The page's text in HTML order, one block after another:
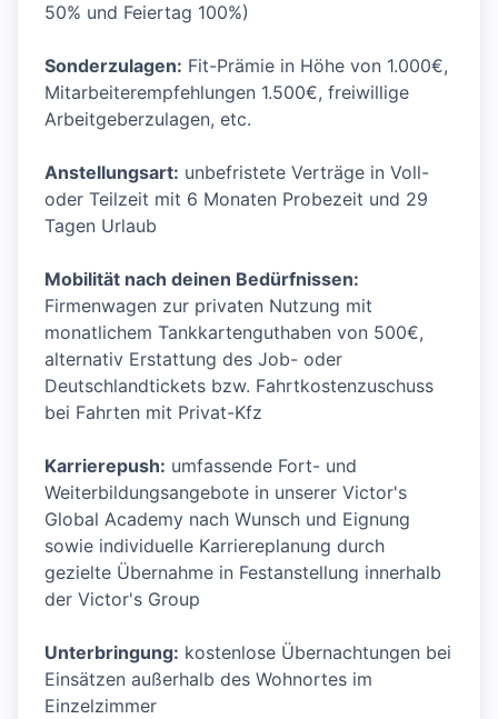
50% und Feiertag 100%)
Sonderzulagen: Fit-Prämie in Höhe von 1.000€,
Mitarbeiterempfehlungen 1.500€, freiwillige
Arbeitgeberzulagen, etc.
Anstellungsart: unbefristete Verträge in Voll-
oder Teilzeit mit 6 Monaten Probezeit und 29
Tagen Urlaub
Mobilität nach deinen Bedürfnissen:
Firmenwagen zur privaten Nutzung mit
monatlichem Tankkartenguthaben von 500€,
alternativ Erstattung des Job- oder
Deutschlandtickets bzw. Fahrtkostenzuschuss
bei Fahrten mit Privat-Kfz
Karrierepush: umfassende Fort- und
Weiterbildungsangebote in unserer Victor's
Global Academy nach Wunsch und Eignung
sowie individuelle Karriereplanung durch
gezielte Übernahme in Festanstellung innerhalb
der Victor's Group
Unterbringung: kostenlose Übernachtungen bei
Einsätzen außerhalb des Wohnortes im
Einzelzimmer